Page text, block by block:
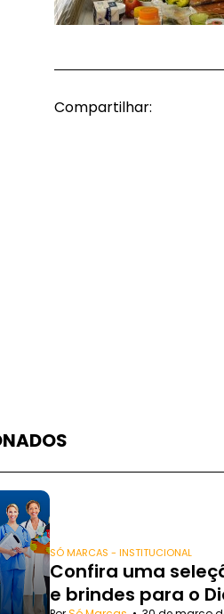
Compartilhar:
SÓ MARCAS - INSTITUCIONAL
Confira uma
e brindes para o